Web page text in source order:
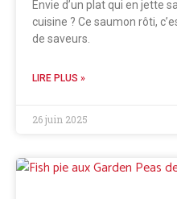
Envie d’un plat qui en jette
cuisine ? Ce saumon rôti,
de saveurs.
LIRE PLUS »
26 juin 2025